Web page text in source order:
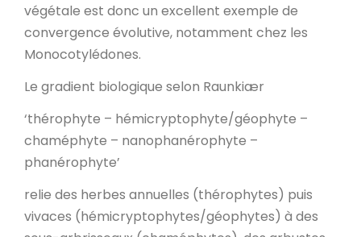
végétale est donc un excellent exemple de
convergence évolutive, notamment chez les
Monocotylédones.
Le gradient biologique selon Raunkiær
‘thérophyte – hémicryptophyte/géophyte –
chaméphyte – nanophanérophyte –
phanérophyte’
relie des herbes annuelles (thérophytes) puis
vivaces (hémicryptophytes/géophytes) à des